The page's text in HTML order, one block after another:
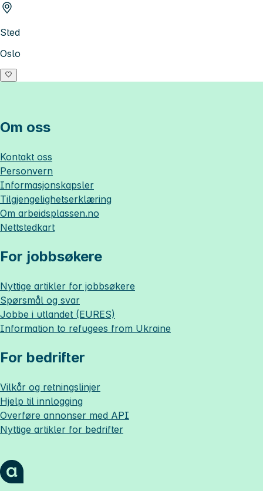
Sted
Oslo
Om oss
Kontakt oss
Personvern
Informasjonskapsler
Tilgjengelighetserklæring
Om arbeidsplassen.no
Nettstedkart
For jobbsøkere
Nyttige artikler for jobbsøkere
Spørsmål og svar
Jobbe i utlandet (EURES)
Information to refugees from Ukraine
For bedrifter
Vilkår og retningslinjer
Hjelp til innlogging
Overføre annonser med API
Nyttige artikler for bedrifter